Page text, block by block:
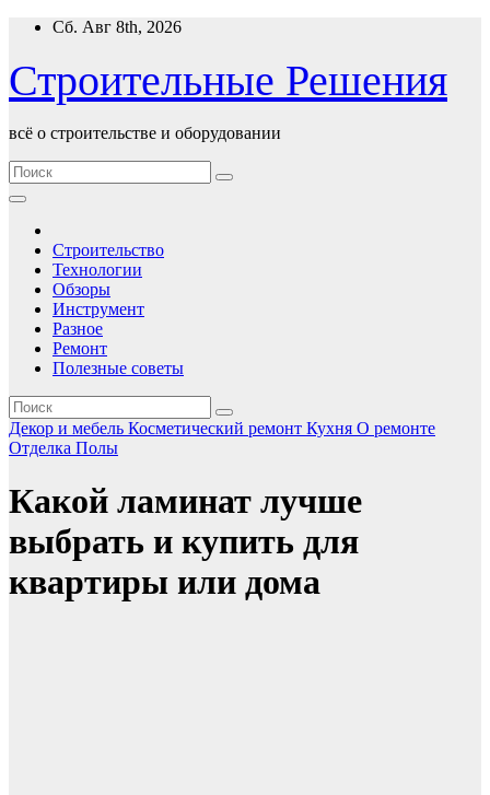
Перейти
содержимому
Сб. Авг 8th, 2026
Строительные Решения
всё о строительстве и оборудовании
Строительство
Технологии
Обзоры
Инструмент
Разное
Ремонт
Полезные советы
Декор и мебель Косметический ремонт Кухня О ремонте
Отделка Полы
Какой ламинат лучше
выбрать и купить для
квартиры или дома